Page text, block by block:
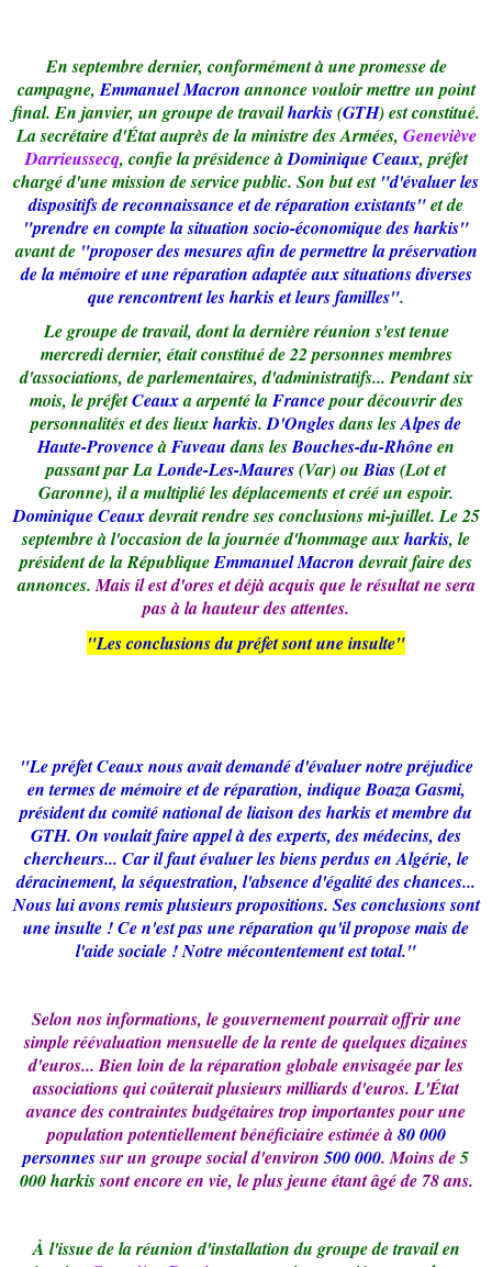
En septembre dernier, conformément à une promesse de
campagne,Emmanuel Macronannonce vouloir mettre un point
final. En janvier, un groupe de travailharkis(GTH) est constitué.
La secrétaire d'État auprès de la ministre des Armées, Geneviève
Darrieussecq, confie la présidence àDominique Ceaux, préfet
chargé d'une mission de service public. Son but est "d'évaluer les
dispositifs de reconnaissance et de réparation existants"et de
"prendre en compte la situation socio-économique des harkis"
avant de "proposer des mesures afin de permettre la préservation
de la mémoire et une réparation adaptée aux situations diverses
que rencontrent les harkis et leurs familles".
Le groupe de travail, dont la dernière réunion s'est tenue
mercredi dernier, était constitué de 22 personnes membres
d'associations, de parlementaires, d'administratifs... Pendant six
mois, le préfetCeauxa arpenté laFrancepour découvrir des
personnalités et des lieuxharkis.D'Onglesdans lesAlpes de
Haute-ProvenceàFuveaudans lesBouches-du-Rhôneen
passant par LaLonde-Les-Maures(Var) ouBias(Lot et
Garonne), il a multiplié les déplacements et créé un espoir.
Dominique Ceauxdevrait rendre ses conclusions mi-juillet. Le 25
septembre à l'occasion de la journée d'hommage auxharkis, le
président de la RépubliqueEmmanuel Macrondevrait faire des
annonces.Mais il est d'ores et déjà acquis que le résultat ne sera
pas à la hauteur des attentes.
"Les conclusions du préfet sont une insulte"
"Le préfet Ceaux nous avait demandé d'évaluer notre préjudice
en termes de mémoire et de réparation, indique Boaza Gasmi,
président du comité national de liaison des harkis et membre du
GTH. On voulait faire appel à des experts, des médecins, des
chercheurs... Car il faut évaluer les biens perdus en Algérie, le
déracinement, la séquestration, l'absence d'égalité des chances...
Nous lui avons remis plusieurs propositions. Ses conclusions sont
une insulte ! Ce n'est pas une réparation qu'il propose mais de
l'aide sociale ! Notre mécontentement est total."
Selon nos informations, le gouvernement pourrait offrir une
simple réévaluation mensuelle de la rente de quelques dizaines
d'euros... Bien loin de la réparation globale envisagée par les
associations qui coûterait plusieurs milliards d'euros. L'État
avance des contraintes budgétaires trop importantes pour une
population potentiellement bénéficiaire estimée à80 000
personnessur un groupe social d'environ 500 000. Moins de5
000 harkissont encore en vie, le plus jeune étant âgé de 78 ans.
À l'issue de la réunion d'installation du groupe de travail en